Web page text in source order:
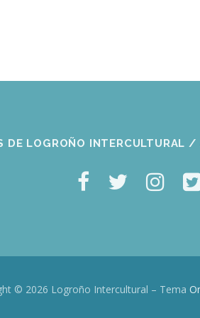
DE LOGROÑO INTERCULTURAL
© 2026 Logroño Intercultural – Tema